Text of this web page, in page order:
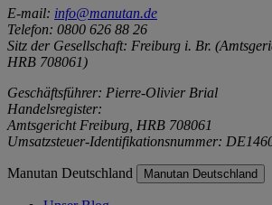
E-mail: info@manutan.de
Telefon: 0800 626 88 26
Sitz der Gesellschaft: Freiburg i. Br.
HRB 708061)
Geschäftsführer: Pierre-Olivier Brial
Handelsregister:
Amtsgericht Freiburg, HRB 708061
Umsatzsteuer-Identifikationsnummer:
Manutan Deutschland Manutan Deutschland